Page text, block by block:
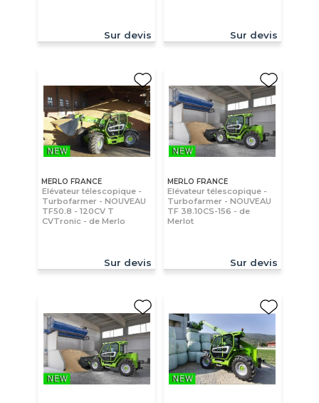
Sur devis Sur devis
MERLO FRANCE
Elévateur télescopique -
Turbofarmer - NOUVEAU
TF50.8 - 120CV T
CVTronic - de Merlo
Sur devis
MERLO FRANCE
Elévateur télescopique -
Turbofarmer - NOUVEAU
TF 38.10CS-156 - de
Merlot
Sur devis